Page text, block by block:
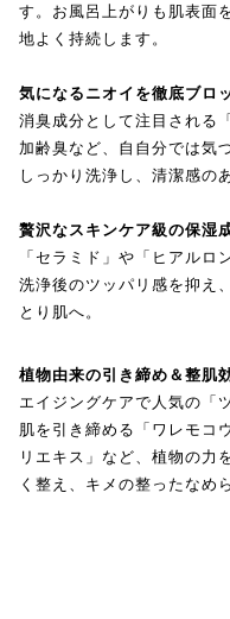
す。お風呂上がりも肌表面
地よく持続します。
気になるニオイを徹底ブロ
消臭成分として注目される
加齢臭など、自自分では気
しっかり洗浄し、清潔感の
贅沢なスキンケア級の保湿
「セラミド」や「ヒアルロ
洗浄後のツッパリ感を抑え
とり肌へ。
植物由来の引き締め＆整肌
エイジングケアで人気の「
肌を引き締める「ワレモコ
リエキス」など、植物の力
く整え、キメの整ったなめ